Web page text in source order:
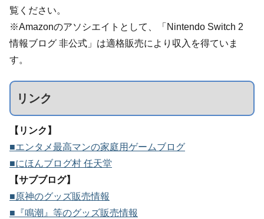
覧ください。
※Amazonのアソシエイトとして、「Nintendo Switch 2
情報ブログ 非公式」は適格販売により収入を得ていま
す。
リンク
【リンク】
■エンタメ最高マンの家庭用ゲームブログ
■にほんブログ村 任天堂
【サブブログ】
■原神のグッズ販売情報
■『鳴潮』等のグッズ販売情報